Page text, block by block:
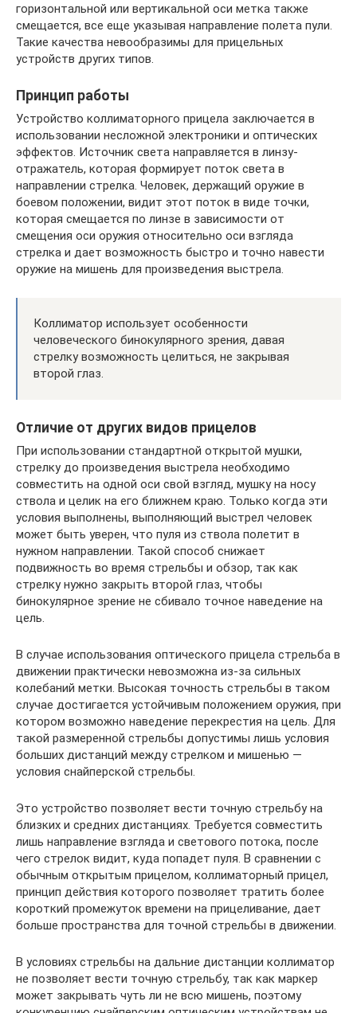
горизонтальной или вертикальной оси метка также
смещается, все еще указывая направление полета пули.
Такие качества невообразимы для прицельных
устройств других типов.
Принцип работы
Устройство коллиматорного прицела заключается в
использовании несложной электроники и оптических
эффектов. Источник света направляется в линзу-
отражатель, которая формирует поток света в
направлении стрелка. Человек, держащий оружие в
боевом положении, видит этот поток в виде точки,
которая смещается по линзе в зависимости от
смещения оси оружия относительно оси взгляда
стрелка и дает возможность быстро и точно навести
оружие на мишень для произведения выстрела.
Коллиматор использует особенности
человеческого бинокулярного зрения, давая
стрелку возможность целиться, не закрывая
второй глаз.
Отличие от других видов прицелов
При использовании стандартной открытой мушки,
стрелку до произведения выстрела необходимо
совместить на одной оси свой взгляд, мушку на носу
ствола и целик на его ближнем краю. Только когда эти
условия выполнены, выполняющий выстрел человек
может быть уверен, что пуля из ствола полетит в
нужном направлении. Такой способ снижает
подвижность во время стрельбы и обзор, так как
стрелку нужно закрыть второй глаз, чтобы
бинокулярное зрение не сбивало точное наведение на
цель.
В случае использования оптического прицела стрельба в
движении практически невозможна из-за сильных
колебаний метки. Высокая точность стрельбы в таком
случае достигается устойчивым положением оружия, при
котором возможно наведение перекрестия на цель. Для
такой размеренной стрельбы допустимы лишь условия
больших дистанций между стрелком и мишенью —
условия снайперской стрельбы.
Это устройство позволяет вести точную стрельбу на
близких и средних дистанциях. Требуется совместить
лишь направление взгляда и светового потока, после
чего стрелок видит, куда попадет пуля. В сравнении с
обычным открытым прицелом, коллиматорный прицел,
принцип действия которого позволяет тратить более
короткий промежуток времени на прицеливание, дает
больше пространства для точной стрельбы в движении.
В условиях стрельбы на дальние дистанции коллиматор
не позволяет вести точную стрельбу, так как маркер
может закрывать чуть ли не всю мишень, поэтому